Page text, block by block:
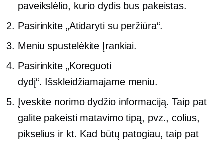
paveikslėlio, kurio dydis bus pakeistas.
Pasirinkite „Atidaryti su peržiūra“.
Meniu spustelėkite Įrankiai.
Pasirinkite „Koreguoti
dydį“. Išskleidžiamajamemeniu.
Įveskite norimo dydžio informaciją. Taip pat
galite pakeisti matavimo tipą, pvz., colius,
pikselius ir kt. Kad būtų patogiau, taip pat